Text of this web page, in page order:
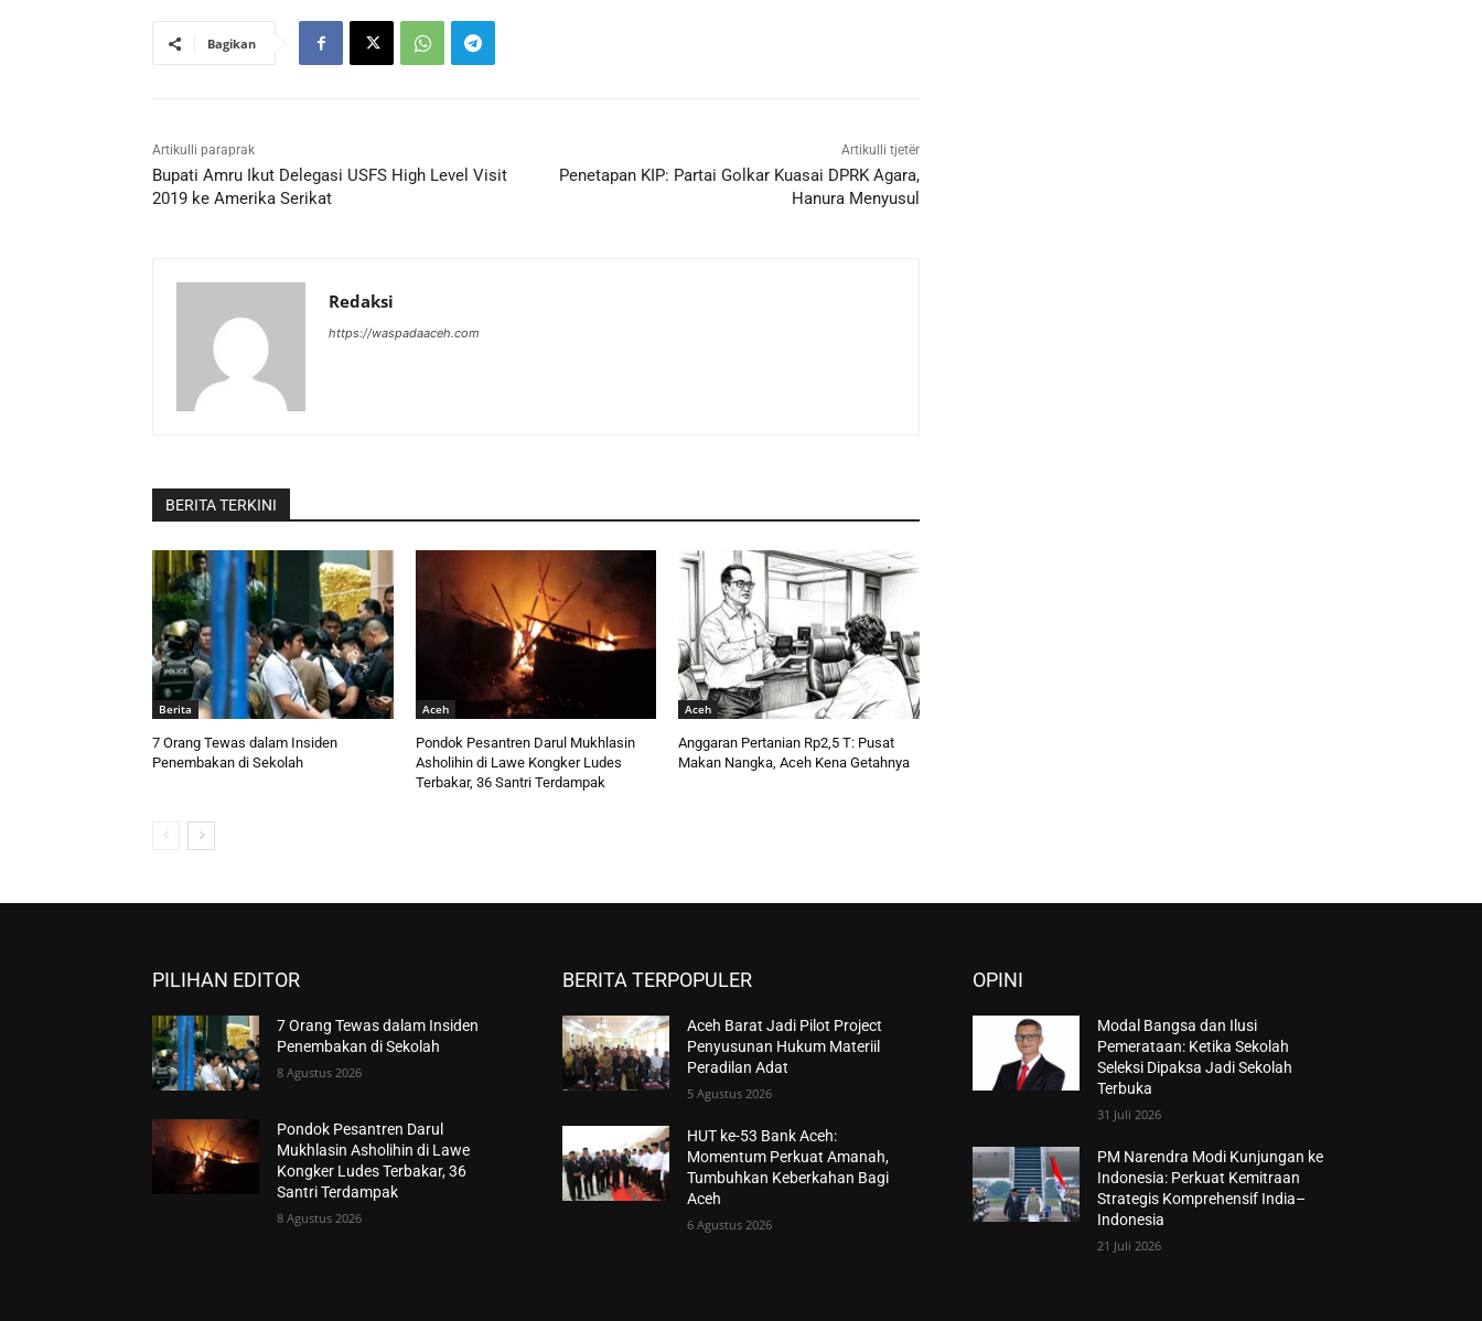
Bagikan
Artikulli paraprak
Bupati Amru Ikut Delegasi USFS High Level Visit
2019 ke Amerika Serikat
Artikulli tjetër
Penetapan KIP: Partai Golkar Kuasai DPRK Agara,
Hanura Menyusul
Redaksi
https://waspadaaceh.com
BERITA TERKINI
Berita
7 Orang Tewas dalam Insiden
Penembakan di Sekolah
Aceh
Pondok Pesantren Darul Mukhlasin
Asholihin di Lawe Kongker Ludes
Terbakar, 36 Santri Terdampak
Aceh
Anggaran Pertanian Rp2,5 T: Pusat
Makan Nangka, Aceh Kena Getahnya
PILIHAN EDITOR
7 Orang Tewas dalam Insiden
Penembakan di Sekolah
8 Agustus 2026
Pondok Pesantren Darul
Mukhlasin Asholihin di Lawe
Kongker Ludes Terbakar, 36
Santri Terdampak
8 Agustus 2026
BERITA TERPOPULER
Aceh Barat Jadi Pilot Project
Penyusunan Hukum Materiil
Peradilan Adat
5 Agustus 2026
HUT ke-53 Bank Aceh:
Momentum Perkuat Amanah,
Tumbuhkan Keberkahan Bagi
Aceh
6 Agustus 2026
OPINI
Modal Bangsa dan Ilusi
Pemerataan: Ketika Sekolah
Seleksi Dipaksa Jadi Sekolah
Terbuka
31 Juli 2026
PM Narendra Modi Kunjungan ke
Indonesia: Perkuat Kemitraan
Strategis Komprehensif India–
Indonesia
21 Juli 2026